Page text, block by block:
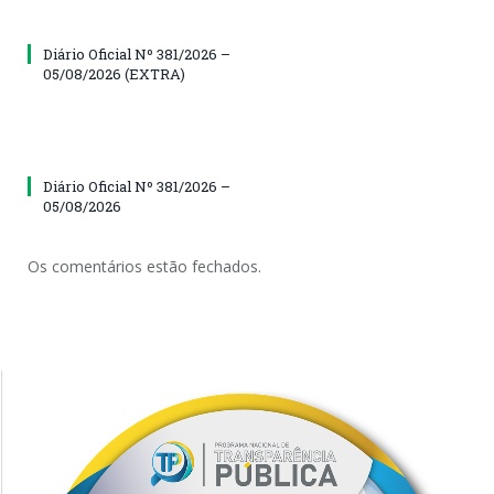
Diário Oficial Nº 381/2026 –
05/08/2026 (EXTRA)
Diário Oficial Nº 381/2026 –
05/08/2026
Os comentários estão fechados.